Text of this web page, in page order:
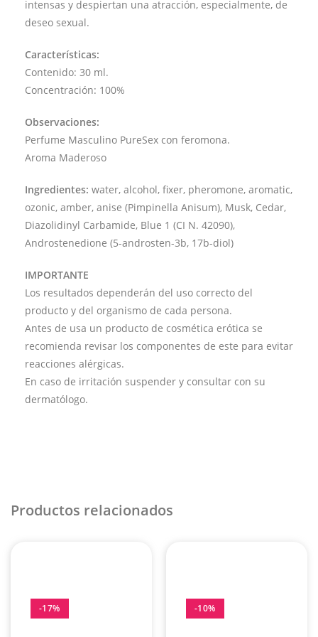
intensas y despiertan una atracción, especialmente, de
deseo sexual.
Características:
Contenido: 30 ml.
Concentración: 100%
Observaciones:
Perfume Masculino PureSex con feromona.
Aroma Maderoso
Ingredientes: water, alcohol, fixer, pheromone, aromatic,
ozonic, amber, anise (Pimpinella Anisum), Musk, Cedar,
Diazolidinyl Carbamide, Blue 1 (CI N. 42090),
Androstenedione (5-androsten-3b, 17b-diol)
IMPORTANTE
Los resultados dependerán del uso correcto del
producto y del organismo de cada persona.
Antes de usa un producto de cosmética erótica se
recomienda revisar los componentes de este para evitar
reacciones alérgicas.
En caso de irritación suspender y consultar con su
dermatólogo.
Productos relacionados
-17% -10%